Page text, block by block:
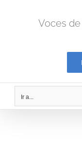
Voces
Ir a...